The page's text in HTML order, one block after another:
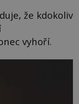
že kdokoliv
vyhoří.